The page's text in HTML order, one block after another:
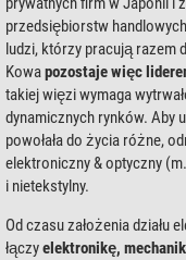
przedsiębiorstw
ludzi, którzy pracują razem
Kowapozostaje więc
takiej więzi wymaga
dynamicznych rynków. Aby
powołała do życia różne,
elektroniczny & optyczny
i nietekstylny.
Od czasu założenia działu
łączyelektronikę,